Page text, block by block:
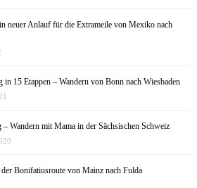
neuer Anlauf für die Extrameile von Mexiko nach
in 15 Etappen – Wandern von Bonn nach Wiesbaden
Wandern mit Mama in der Sächsischen Schweiz
Bonifatiusroute von Mainz nach Fulda